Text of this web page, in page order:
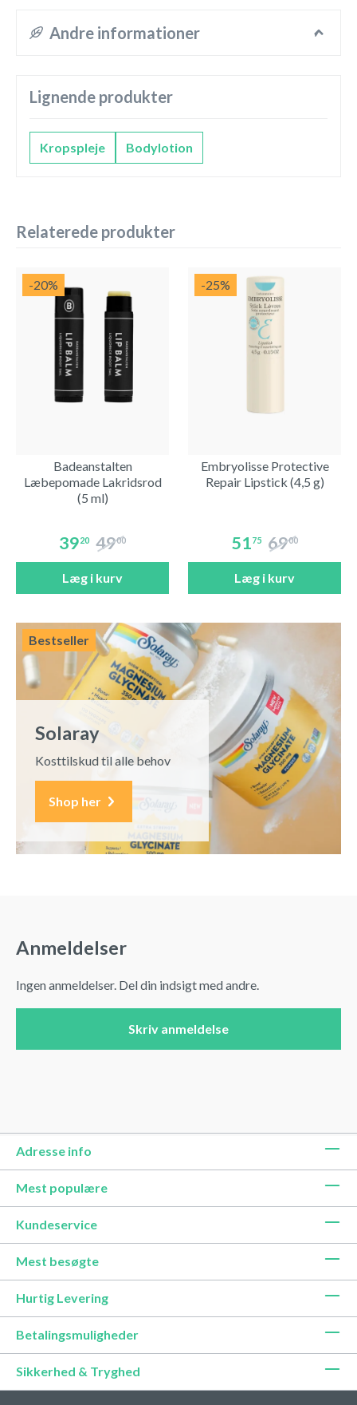
Andre informationer
Lignende produkter
Kropspleje Bodylotion
Relaterede produkter
-20%
Badeanstalten
Læbepomade Lakridsrod
(5 ml)
3920 4900
Læg i kurv
-25%
Embryolisse Protective
Repair Lipstick (4,5 g)
5175 6900
Læg i kurv
Bestseller
Solaray
Kosttilskud til alle behov
Shop her
Anmeldelser
Ingen anmeldelser. Del din indsigt med andre.
Skriv anmeldelse
Adresse info
Mest populære
Kundeservice
Mest besøgte
Hurtig Levering
Betalingsmuligheder
Sikkerhed & Tryghed